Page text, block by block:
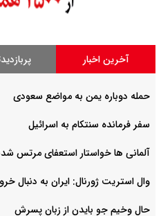
آخرین اخبار
حمله دوباره یمن به مواضع سعودی
سفر فرمانده سنتکام به اسرائیل
آلمانی ها خواستار استعفای مرتس
وال استریت ژورنال: ایران به دنبال
حال وخیم جو بایدن از زبان پسرش